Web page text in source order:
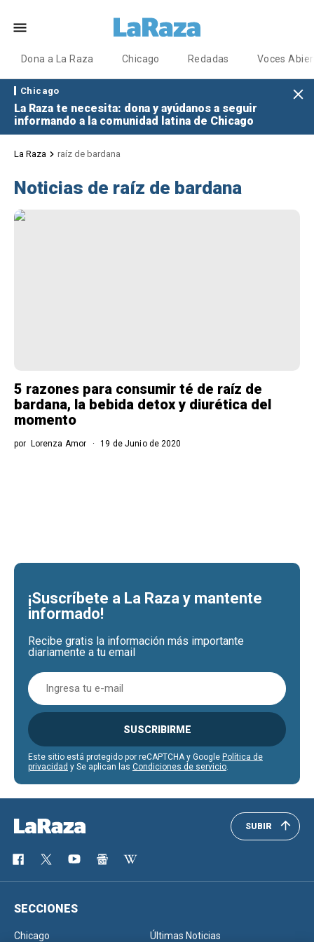
Dona a La Raza Chicago Redadas Voces
Chicago
La Raza te necesita: dona y ayúdanos a seguir
informando a la comunidad latina de Chicago
La Raza raíz de bardana
Noticias de raíz de bardana
5 razones para consumir té de raíz de
bardana, la bebida detox y diurética del
momento
por Lorenza Amor 19 de Junio de 2020
¡Suscríbete a La Raza y mantente
informado!
Recibe gratis la información más importante
diariamente a tu email
SUSCRIBIRME
Este sitio está protegido por reCAPTCHA y Google Política de
privacidad y Se aplican las Condiciones de servicio
SUBIR
SECCIONES
Chicago Últimas Noticias